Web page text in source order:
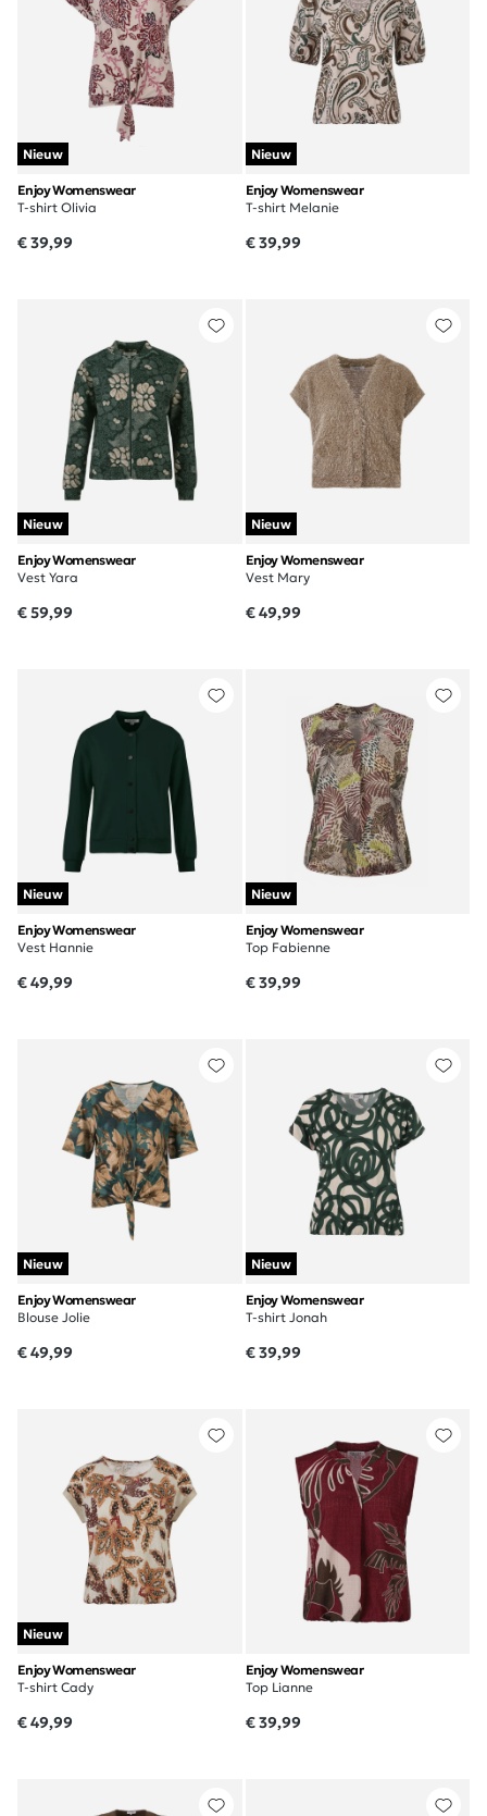
Nieuw
Enjoy Womenswear
T-shirt Olivia
€ 39,99
Nieuw
Enjoy Womenswear
T-shirt Melanie
€ 39,99
Nieuw
Enjoy Womenswear
Vest Yara
€ 59,99
Nieuw
Enjoy Womenswear
Vest Mary
€ 49,99
Nieuw
Enjoy Womenswear
Vest Hannie
€ 49,99
Nieuw
Enjoy Womenswear
Top Fabienne
€ 39,99
Nieuw
Enjoy Womenswear
Blouse Jolie
€ 49,99
Nieuw
Enjoy Womenswear
T-shirt Jonah
€ 39,99
Nieuw
Enjoy Womenswear
T-shirt Cady
€ 49,99
Enjoy Womenswear
Top Lianne
€ 39,99